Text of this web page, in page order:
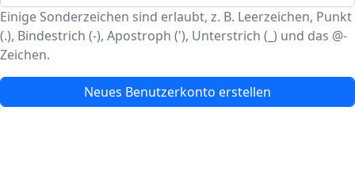
Einige Sonderzeichen sind erlaubt, z. B. Leerzeichen, Punkt
(.), Bindestrich (-), Apostroph ('), Unterstrich (_) und das @-
Zeichen.